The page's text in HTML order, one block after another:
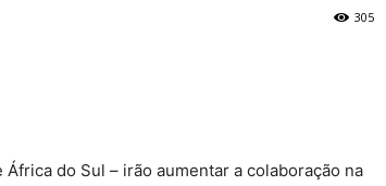
305
do Sul – irão aumentar a colaboração na